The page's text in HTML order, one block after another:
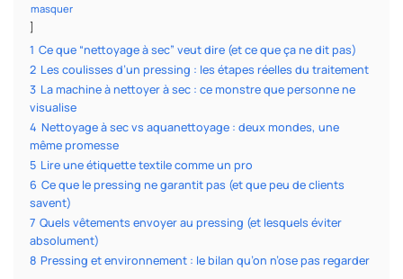
masquer
1 Ce que “nettoyage à sec” veut dire (et ce que ça ne dit pas)
2 Les coulisses d’un pressing : les étapes réelles du traitement
3 La machine à nettoyer à sec : ce monstre que personne ne
visualise
4 Nettoyage à sec vs aquanettoyage : deux mondes, une
même promesse
5 Lire une étiquette textile comme un pro
6 Ce que le pressing ne garantit pas (et que peu de clients
savent)
7 Quels vêtements envoyer au pressing (et lesquels éviter
absolument)
8 Pressing et environnement : le bilan qu’on n’ose pas regarder